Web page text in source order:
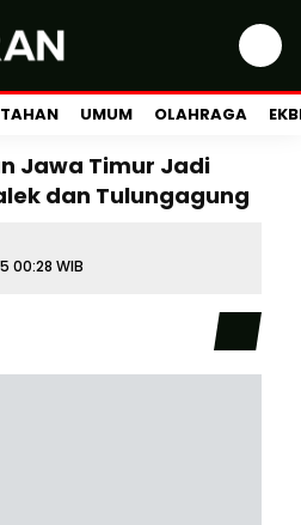
UMUM OLAHRAGA
Jawa Timur Jadi
dan Tulungagung
00:28 WIB